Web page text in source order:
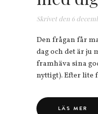
Skrivet den 6
Den frågan får
dag och det är ju
framhäva sina
nyttigt). Efter
LÄS MER